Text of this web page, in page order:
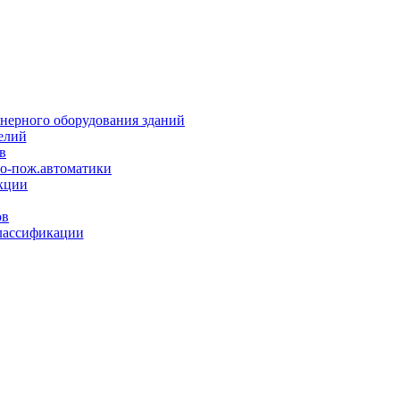
оборудования зданий
пож.автоматики